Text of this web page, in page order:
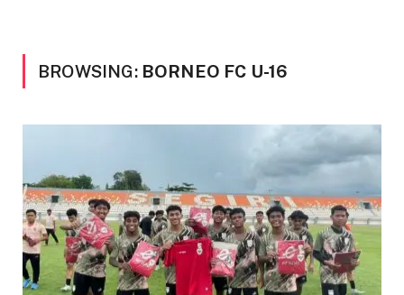
BROWSING: BORNEO FC U-16